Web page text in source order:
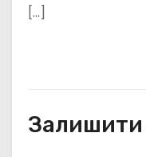
[…]
Залишити